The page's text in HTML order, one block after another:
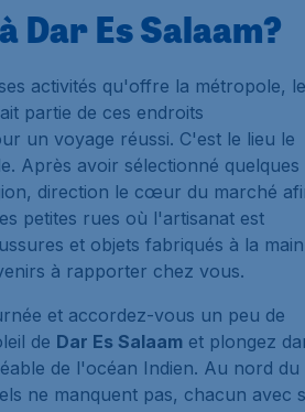
Dar Es Salaam?
activités qu'offre la métropole, le
partie de ces endroits
un voyage réussi. C'est le lieu le
Après avoir sélectionné quelques
direction le cœur du marché
petites rues où l'artisanat est
et objets fabriqués à la main
à rapporter chez vous.
et accordez-vous un peu de
de Dar Es Salaam et plongez
de l'océan Indien. Au nord du
ne manquent pas, chacun avec